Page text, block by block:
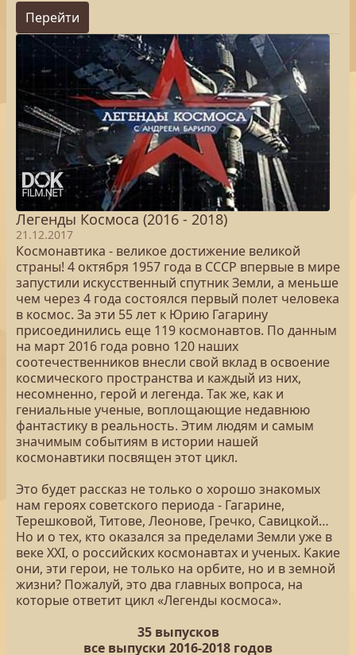
Перейти
Легенды Космоса (2016 - 2018)
21.12.2017
Космонавтика - великое достижение великой
страны! 4 октября 1957 года в СССР впервые в мире
запустили искусственный спутник Земли, а меньше
чем через 4 года состоялся первый полет человека
в космос. За эти 55 лет к Юрию Гагарину
присоединились еще 119 космонавтов. По данным
на март 2016 года ровно 120 наших
соотечественников внесли свой вклад в освоение
космического пространства и каждый из них,
несомненно, герой и легенда. Так же, как и
гениальные ученые, воплощающие недавнюю
фантастику в реальность. Этим людям и самым
значимым событиям в истории нашей
космонавтики посвящен этот цикл.
Это будет рассказ не только о хорошо знакомых
нам героях советского периода - Гагарине,
Терешковой, Титове, Леонове, Гречко, Савицкой…
Но и о тех, кто оказался за пределами Земли уже в
веке XXI, о российских космонавтах и ученых. Какие
они, эти герои, не только на орбите, но и в земной
жизни? Пожалуй, это два главных вопроса, на
которые ответит цикл «Легенды космоса».
35 выпусков
все выпуски 2016-2018 годов